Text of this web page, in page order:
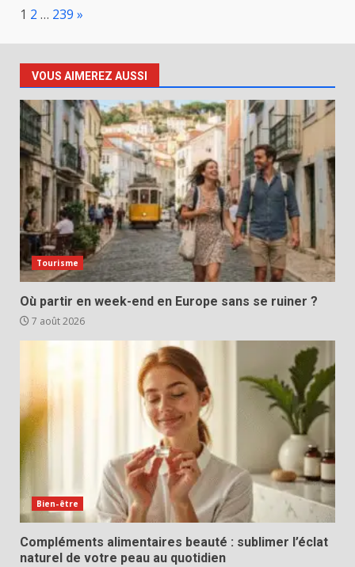
Page:
1 2 … 239 Next
»
VOUS AIMEREZ AUSSI
Tourisme
Où partir en week-end en Europe sans se ruiner ?
7 août 2026
Bien-être
Compléments alimentaires beauté : sublimer l’éclat
naturel de votre peau au quotidien